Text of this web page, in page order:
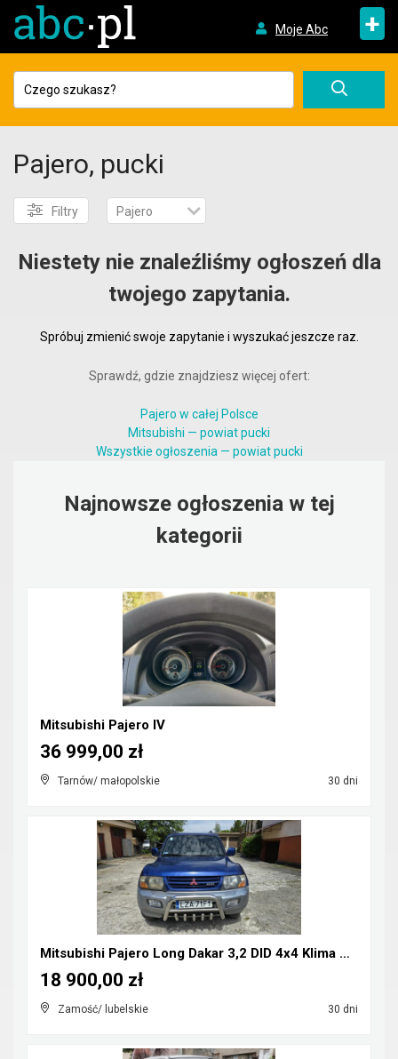
Moje Abc +
Pajero, pucki
Filtry Pajero
Niestety nie znaleźliśmy ogłoszeń dla
twojego zapytania.
Spróbuj zmienić swoje zapytanie i wyszukać jeszcze raz.
Sprawdź, gdzie znajdziesz więcej ofert:
Pajero w całej Polsce
Mitsubishi — powiat pucki
Wszystkie ogłoszenia — powiat pucki
Najnowsze ogłoszenia w tej
kategorii
Mitsubishi Pajero IV
Tarnów/ małopolskie 30 dni
36 999,00 zł
Mitsubishi Pajero Long Dakar 3,2 DID 4x4 Klima CB-...
Zamość/ lubelskie 30 dni
18 900,00 zł